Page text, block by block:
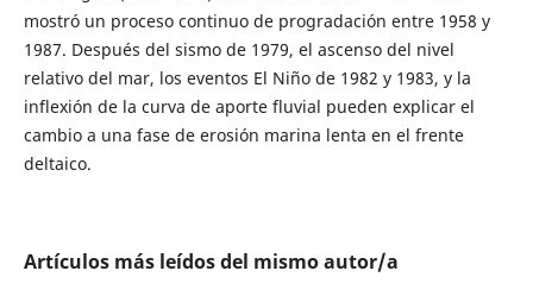
mostró un proceso continuo de progradación entre 1958 y
1987. Después del sismo de 1979, el ascenso del nivel
relativo del mar, los eventos El Niño de 1982 y 1983, y la
inflexión de la curva de aporte fluvial pueden explicar el
cambio a una fase de erosión marina lenta en el frente
deltaico.
Artículos más leídos del mismo autor/a